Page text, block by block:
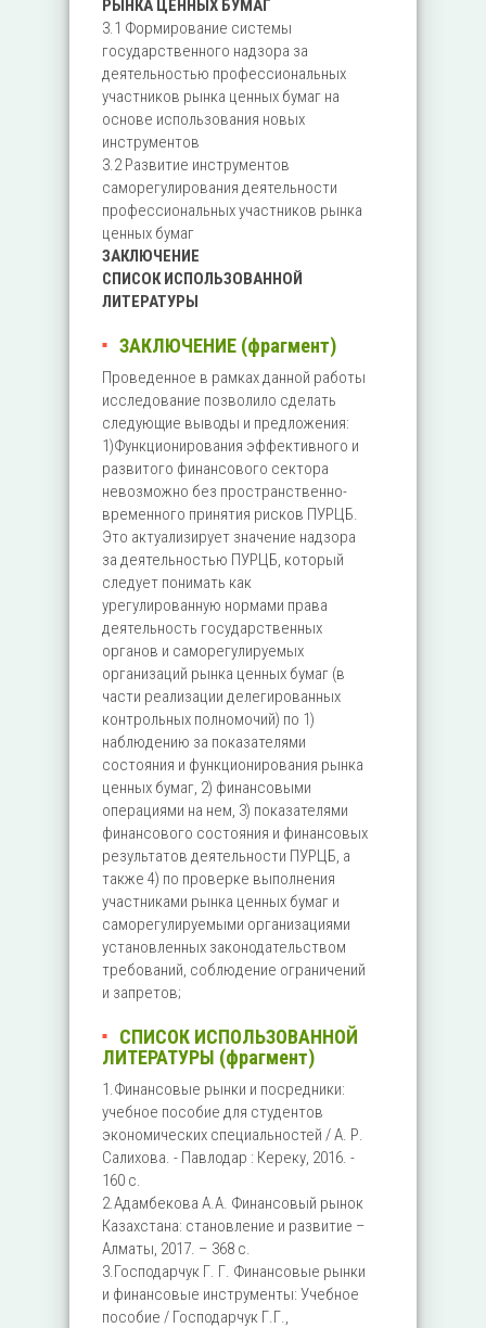
РЫНКА ЦЕННЫХ БУМАГ
3.1 Формирование системы
государственного надзора за
деятельностью профессиональных
участников рынка ценных бумаг на
основе использования новых
инструментов
3.2 Развитие инструментов
саморегулирования деятельности
профессиональных участников рынка
ценных бумаг
ЗАКЛЮЧЕНИЕ
СПИСОК ИСПОЛЬЗОВАННОЙ
ЛИТЕРАТУРЫ
ЗАКЛЮЧЕНИЕ (фрагмент)
Проведенное в рамках данной работы
исследование позволило сделать
следующие выводы и предложения:
1)Функционирования эффективного и
развитого финансового сектора
невозможно без пространственно-
временного принятия рисков ПУРЦБ.
Это актуализирует значение надзора
за деятельностью ПУРЦБ, который
следует понимать как
урегулированную нормами права
деятельность государственных
органов и саморегулируемых
организаций рынка ценных бумаг (в
части реализации делегированных
контрольных полномочий) по 1)
наблюдению за показателями
состояния и функционирования рынка
ценных бумаг, 2) финансовыми
операциями на нем, 3) показателями
финансового состояния и финансовых
результатов деятельности ПУРЦБ, а
также 4) по проверке выполнения
участниками рынка ценных бумаг и
саморегулируемыми организациями
установленных законодательством
требований, соблюдение ограничений
и запретов;
СПИСОК ИСПОЛЬЗОВАННОЙ
ЛИТЕРАТУРЫ (фрагмент)
1.Финансовые рынки и посредники:
учебное пособие для студентов
экономических специальностей / А. Р.
Салихова. - Павлодар : Кереку, 2016. -
160 с.
2.Адамбекова А.А. Финансовый рынок
Казахстана: становление и развитие –
Алматы, 2017. – 368 с.
3.Господарчук Г. Г. Финансовые рынки
и финансовые инструменты: Учебное
пособие / Господарчук Г.Г.,